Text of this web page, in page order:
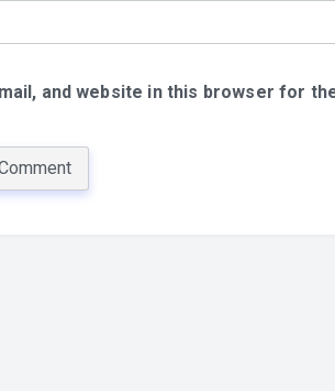
and website in this browser for